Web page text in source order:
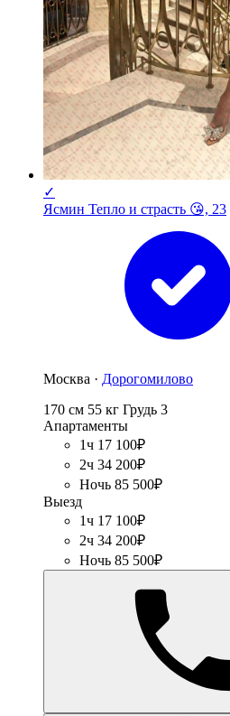
✓
Ясмин Тепло и страсть 😘, 23
Москва · Дорогомилово
170 см 55 кг Грудь 3
Апартаменты
1ч 17 100₽
2ч 34 200₽
Ночь 85 500₽
Выезд
1ч 17 100₽
2ч 34 200₽
Ночь 85 500₽